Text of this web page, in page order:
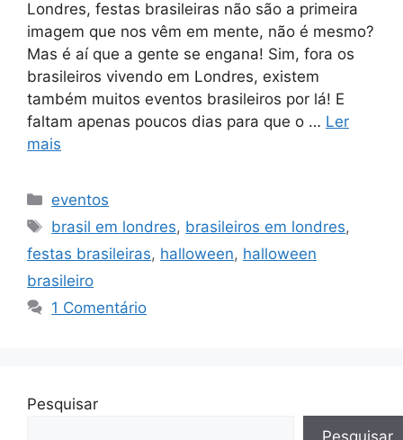
Londres, festas brasileiras não são a primeira
imagem que nos vêm em mente, não é mesmo?
Mas é aí que a gente se engana! Sim, fora os
brasileiros vivendo em Londres, existem
também muitos eventos brasileiros por lá! E
faltam apenas poucos dias para que o … Ler
mais
Categorias
eventos
Tags
brasil em londres, brasileiros em londres,
festas brasileiras, halloween, halloween
brasileiro
1 Comentário
Pesquisar